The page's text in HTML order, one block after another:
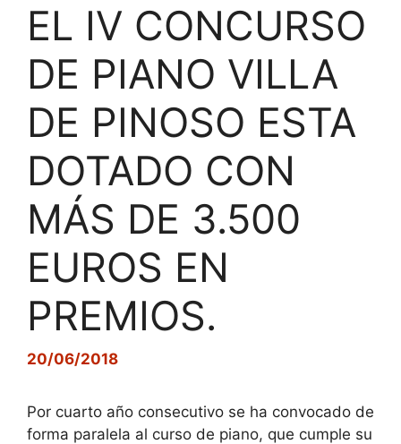
EL IV CONCURSO
DE PIANO VILLA
DE PINOSO ESTA
DOTADO CON
MÁS DE 3.500
EUROS EN
PREMIOS.
20/06/2018
Por cuarto año consecutivo se ha convocado de
forma paralela al curso de piano, que cumple su